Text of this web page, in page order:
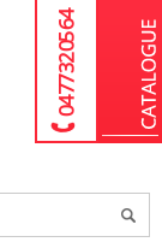
04 77 32 05 64